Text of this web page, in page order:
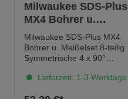
Milwaukee SDS-Plus
MX4 Bohrer u.
Meißelset 8-teilig
Milwaukee SDS-Plus MX4
Bohrer u. Meißelset 8-teilig
Symmetrische 4 x 90°
garantieren kreisrunde
Lieferzeit: 1-3 Werktage